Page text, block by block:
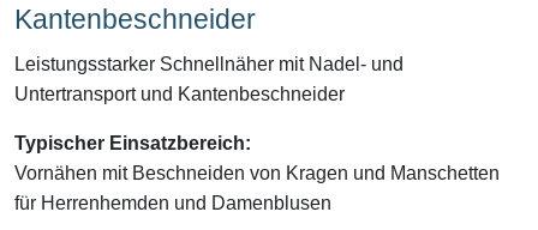
Kantenbeschneider
Leistungsstarker Schnellnäher mit Nadel- und
Untertransport und Kantenbeschneider
Typischer Einsatzbereich:
Vornähen mit Beschneiden von Kragen und Manschetten
für Herrenhemden und Damenblusen